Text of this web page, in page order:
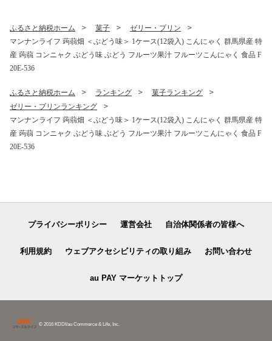
ふるさと納税ホーム 菓子
ゼリー・プリン
マンナンライフ 蒟蒻畑 ＜ぶどう味＞ 1ケース(12袋入) こんにゃく 群馬県産 特
産 蒟蒻 コンニャク ぶどう味 ぶどう フルーツ果汁 フルーツこんにゃく 食品 F
20E-536
ふるさと納税ホーム ランキング
菓子ランキング
ゼリー・プリンランキング
マンナンライフ 蒟蒻畑 ＜ぶどう味＞ 1ケース(12袋入) こんにゃく 群馬県産 特
産 蒟蒻 コンニャク ぶどう味 ぶどう フルーツ果汁 フルーツこんにゃく 食品 F
20E-536
プライバシーポリシー 運営会社 自治体関係者の皆様へ
利用規約 ウェブアクセシビリティの取り組み お問い合わせ
au PAY マーケットトップ
© 2016 KDDI/au Commerce & Life, Inc.